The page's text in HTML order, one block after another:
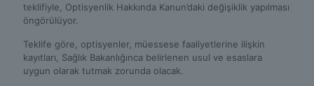
teklifiyle, Optisyenlik Hakkında Kanun’daki değişiklik yapılması
öngörülüyor.
Teklife göre, optisyenler, müessese faaliyetlerine ilişkin
kayıtları, Sağlık Bakanlığınca belirlenen usul ve esaslara
uygun olarak tutmak zorunda olacak.